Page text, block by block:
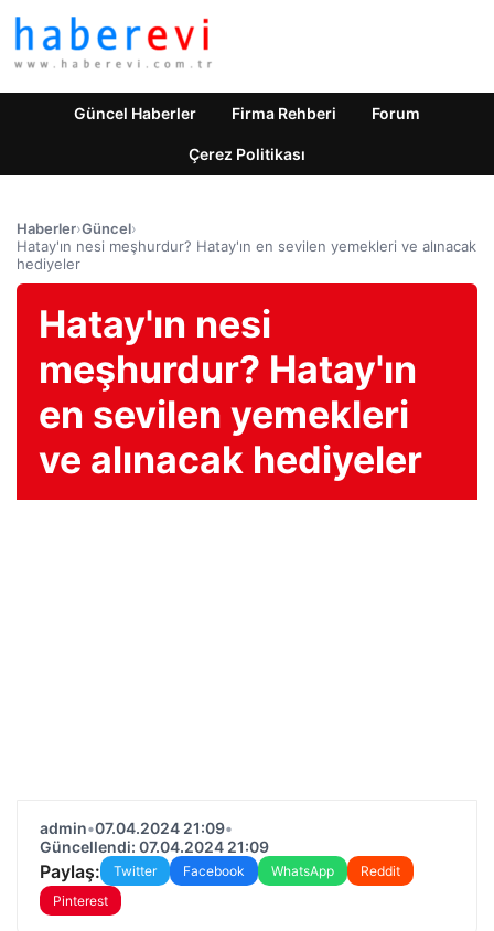
Güncel Haberler Firma Rehberi Forum
Çerez Politikası
Haberler›Güncel›
Hatay'ın nesi meşhurdur? Hatay'ın en sevilen yemekleri ve alınacak
hediyeler
Hatay'ın nesi
meşhurdur? Hatay'ın
en sevilen yemekleri
ve alınacak hediyeler
admin•07.04.2024 21:09•
Güncellendi: 07.04.2024 21:09
Paylaş: Twitter Facebook WhatsApp
Reddit
Pinterest